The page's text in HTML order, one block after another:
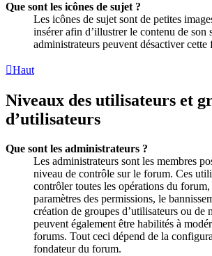
Que sont les icônes de sujet ?
Les icônes de sujet sont de petites
insérer afin d’illustrer le contenu de son
administrateurs peuvent désactiver
Haut
Niveaux des utilisateurs et
d’utilisateurs
Que sont les administrateurs ?
Les administrateurs sont les membres
niveau de contrôle sur le forum. Ces
contrôler toutes les opérations du forum,
paramètres des permissions, le
création de groupes d’utilisateurs ou de
peuvent également être habilités à
forums. Tout ceci dépend de la
fondateur du forum.